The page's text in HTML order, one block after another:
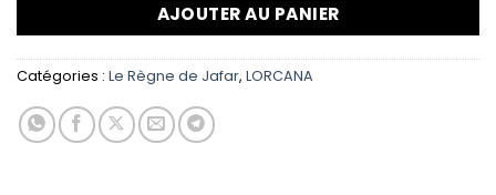
AJOUTER AU PANIER
Catégories : Le Règne de Jafar, LORCANA